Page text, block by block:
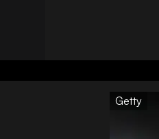
Getty